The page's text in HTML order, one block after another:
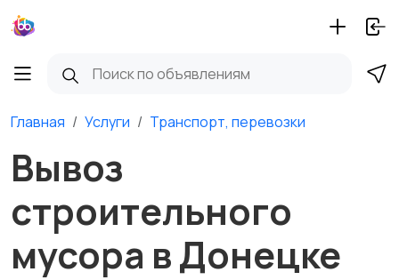
Главная Услуги Транспорт, перевозки
Вывоз
строительного
мусора в Донецке